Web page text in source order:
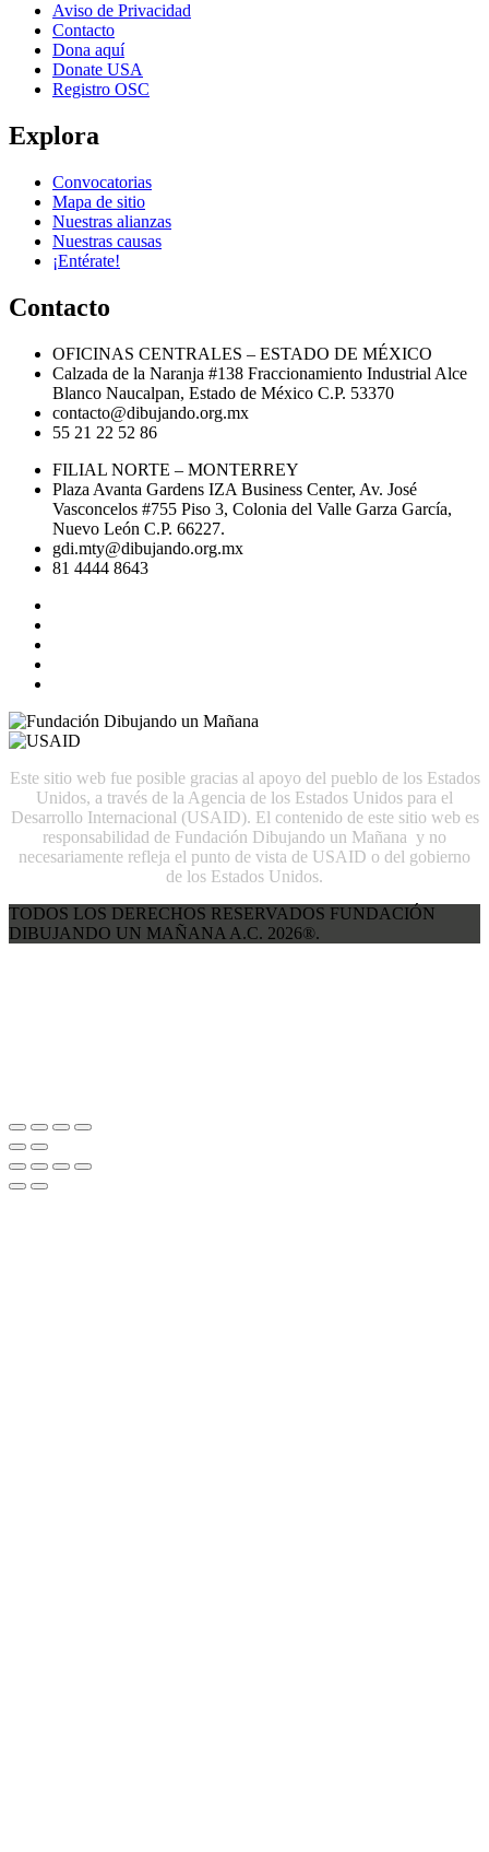
Aviso de Privacidad
Contacto
Dona aquí
Donate USA
Registro OSC
Explora
Convocatorias
Mapa de sitio
Nuestras alianzas
Nuestras causas
¡Entérate!
Contacto
OFICINAS CENTRALES – ESTADO DE MÉXICO
Calzada de la Naranja #138 Fraccionamiento Industrial Alce
Blanco Naucalpan, Estado de México C.P. 53370
contacto@dibujando.org.mx
55 21 22 52 86
FILIAL NORTE – MONTERREY
Plaza Avanta Gardens IZA Business Center, Av. José
Vasconcelos #755 Piso 3, Colonia del Valle Garza García,
Nuevo León C.P. 66227.
gdi.mty@dibujando.org.mx
81 4444 8643
Este sitio web fue posible gracias al apoyo del pueblo de los Estados
Unidos, a través de la Agencia de los Estados Unidos para el
Desarrollo Internacional (USAID). El contenido de este sitio web es
responsabilidad de Fundación Dibujando un Mañana y no
necesariamente refleja el punto de vista de USAID o del gobierno
de los Estados Unidos.
TODOS LOS DERECHOS RESERVADOS FUNDACIÓN
DIBUJANDO UN MAÑANA A.C. 2026®.